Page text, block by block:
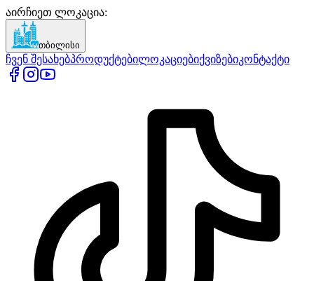
აირჩიეთ ლოკაცია:
თბილისი
ჩვენ შესახებპროდუქტებილოკაციებიქვიზებიკონტაქტი